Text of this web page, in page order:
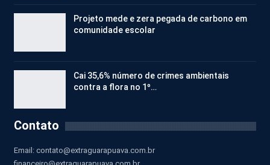
Projeto mede e zera pegada de carbono em
comunidade escolar
Cai 35,6% número de crimes ambientais
contra a flora no 1º…
Contato
Email: contato@extraguarapuava.com.br